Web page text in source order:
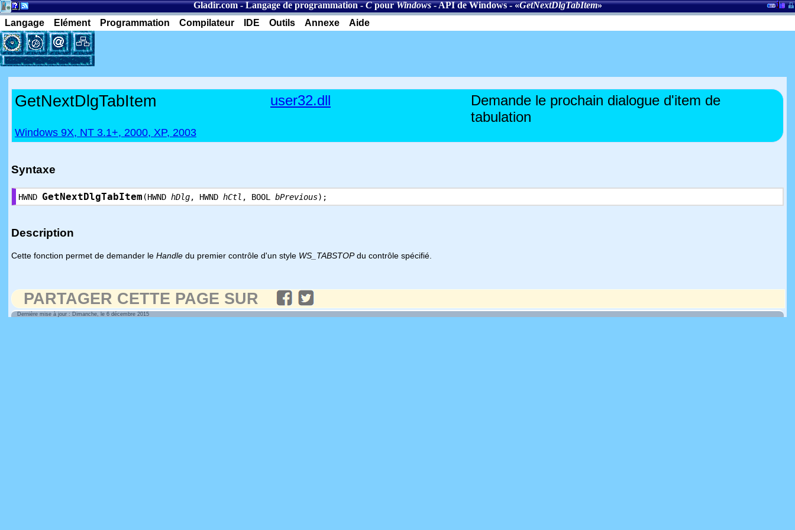
Gladir.com-Langage de programmation-CpourWindows-API de Windows- «GetNextDlgTabItem»
Langage
Elément Programmation Compilateur IDE Outils Annexe Aide
GetNextDlgTabItem user32.dll
Demande le prochain dialogue d'item de
tabulation
Windows 9X, NT 3.1+, 2000, XP, 2003
Syntaxe
HWND GetNextDlgTabItem (HWND hDlg, HWND hCtl , BOOL bPrevious);
Description
Cette fonction permet de demander le Handle du premier contrôle d'un style WS_TABSTOPdu contrôle spécifié.
PARTAGER CETTE PAGE SUR
Dernière mise à jour : Dimanche, le 6 décembre 2015